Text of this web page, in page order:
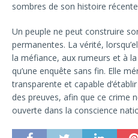
sombres de son histoire
Un peuple ne peut construire
permanentes. La vérité,
la méfiance, aux rumeurs et à
qu’une enquête sans fin. Elle
transparente et capable
des preuves, afin que ce crime
ouverte dans la conscience